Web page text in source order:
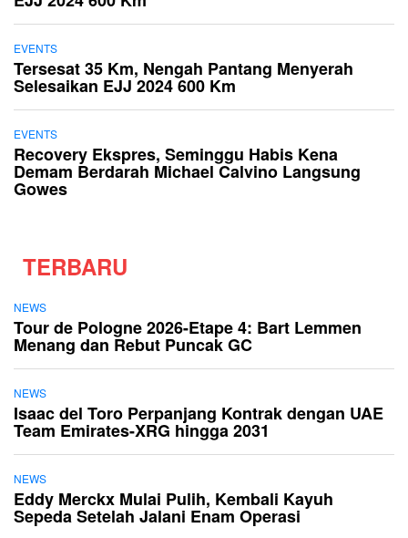
EVENTS
Tersesat 35 Km, Nengah Pantang Menyerah
Selesaikan EJJ 2024 600 Km
EVENTS
Recovery Ekspres, Seminggu Habis Kena
Demam Berdarah Michael Calvino Langsung
Gowes
TERBARU
NEWS
Tour de Pologne 2026-Etape 4: Bart Lemmen
Menang dan Rebut Puncak GC
NEWS
Isaac del Toro Perpanjang Kontrak dengan UAE
Team Emirates-XRG hingga 2031
NEWS
Eddy Merckx Mulai Pulih, Kembali Kayuh
Sepeda Setelah Jalani Enam Operasi